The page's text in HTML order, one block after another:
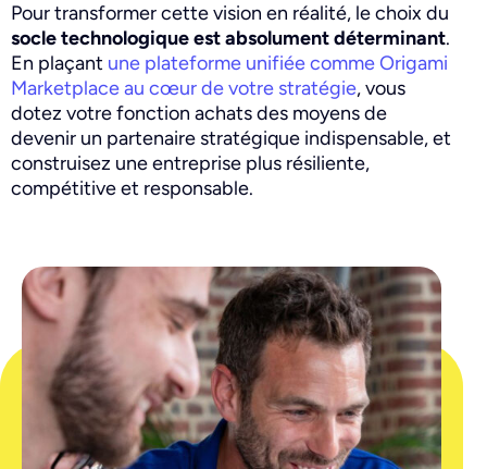
Pour transformer cette vision en réalité, le choix du
socle technologique est absolument déterminant.
En plaçant une plateforme unifiée comme Origami
Marketplace au cœur de votre stratégie, vous
dotez votre fonction achats des moyens de
devenir un partenaire stratégique indispensable, et
construisez une entreprise plus résiliente,
compétitive et responsable.